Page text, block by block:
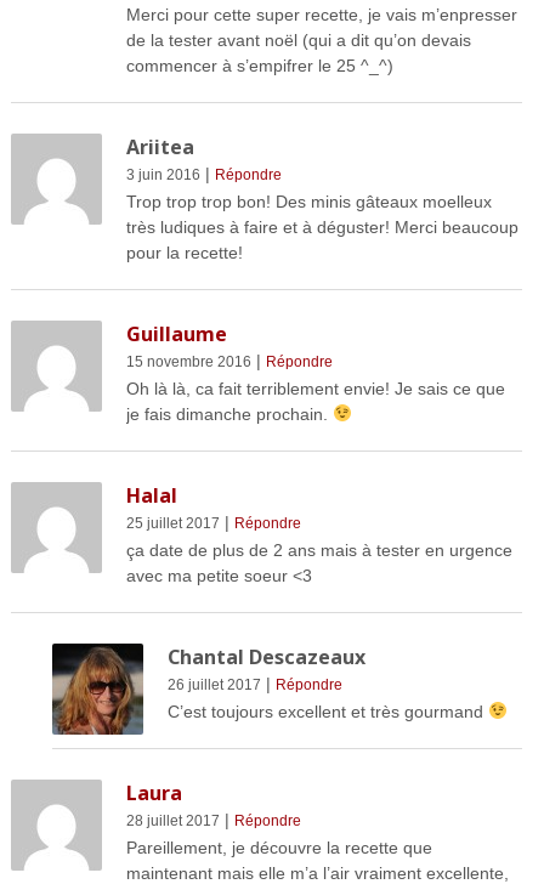
Merci pour cette super recette, je vais m’enpresser
de la tester avant noël (qui a dit qu’on devais
commencer à s’empifrer le 25 ^_^)
Ariitea
3 juin 2016 | Répondre
Trop trop trop bon! Des minis gâteaux moelleux
très ludiques à faire et à déguster! Merci beaucoup
pour la recette!
Guillaume
15 novembre 2016 | Répondre
Oh là là, ca fait terriblement envie! Je sais ce que
je fais dimanche prochain.
Halal
25 juillet 2017 | Répondre
ça date de plus de 2 ans mais à tester en urgence
avec ma petite soeur <3
Chantal Descazeaux
26 juillet 2017 | Répondre
C’est toujours excellent et très gourmand
Laura
28 juillet 2017 | Répondre
Pareillement, je découvre la recette que
maintenant mais elle m’a l’air vraiment excellente,